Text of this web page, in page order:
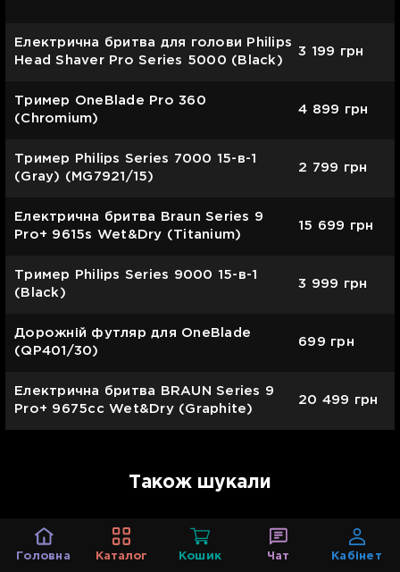
Електрична бритва для голови Philips
Head Shaver Pro Series 5000 (Black)
3 199 грн
Тример OneBlade Pro 360
(Chromium)
4 899 грн
Тример Philips Series 7000 15-в-1
(Gray) (MG7921/15)
2 799 грн
Електрична бритва Braun Series 9
Pro+ 9615s Wet&Dry (Titanium)
15 699 грн
Тример Philips Series 9000 15-в-1
(Black)
3 999 грн
Дорожній футляр для OneBlade
(QP401/30)
699 грн
Електрична бритва BRAUN Series 9
Pro+ 9675cc Wet&Dry (Graphite)
20 499 грн
Також шукали
Фени для волосся Стайлери для волосся
Головна Каталог Кошик Чат Кабінет